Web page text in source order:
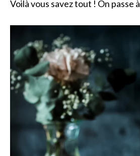
Voilà vous savez tout ! On passe